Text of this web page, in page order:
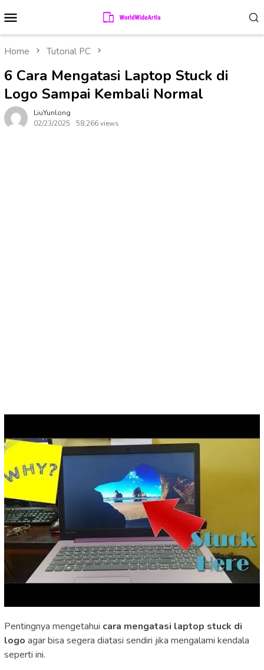
to
contentMenu
Home Tutorial PC
6 Cara Mengatasi Laptop Stuck di
Logo Sampai Kembali Normal
LiuYunlong
02/23/2025
58,266 views
Pentingnya mengetahui cara mengatasi laptop stuck di
logo agar bisa segera diatasi sendiri jika mengalami kendala
seperti ini.